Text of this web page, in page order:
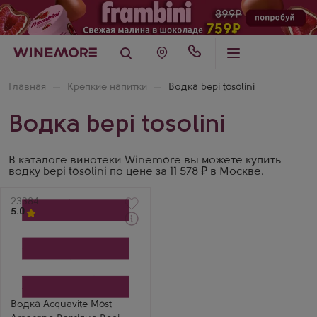
Главная Крепкие напитки Водка bepi tosolini
Водка bepi tosolini
В каталоге винотеки Winemore вы можете купить
водку bepi tosolini по цене за 11 578 ₽ в Москве.
Артикул
23384
5.0
Водка Acquavite Most
Баррик Бепи Тозолини
Венето
Миша М.